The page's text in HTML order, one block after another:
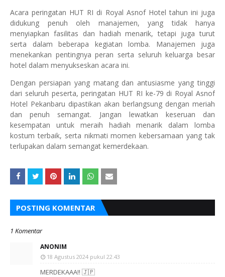
Acara peringatan HUT RI di Royal Asnof Hotel tahun ini juga
didukung penuh oleh manajemen, yang tidak hanya
menyiapkan fasilitas dan hadiah menarik, tetapi juga turut
serta dalam beberapa kegiatan lomba. Manajemen juga
menekankan pentingnya peran serta seluruh keluarga besar
hotel dalam menyukseskan acara ini.
Dengan persiapan yang matang dan antusiasme yang tinggi
dari seluruh peserta, peringatan HUT RI ke-79 di Royal Asnof
Hotel Pekanbaru dipastikan akan berlangsung dengan meriah
dan penuh semangat. Jangan lewatkan keseruan dan
kesempatan untuk meraih hadiah menarik dalam lomba
kostum terbaik, serta nikmati momen kebersamaan yang tak
terlupakan dalam semangat kemerdekaan.
POSTING KOMENTAR
1 Komentar
ANONIM
18 Agustus 2024 pukul 22.43
MERDEKAAA!! 🇯🇵